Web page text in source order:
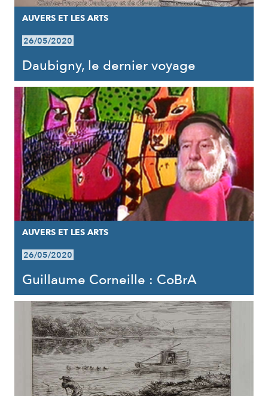
AUVERS ET LES ARTS
26/05/2020
Daubigny, le dernier voyage
AUVERS ET LES ARTS
26/05/2020
Guillaume Corneille : CoBrA